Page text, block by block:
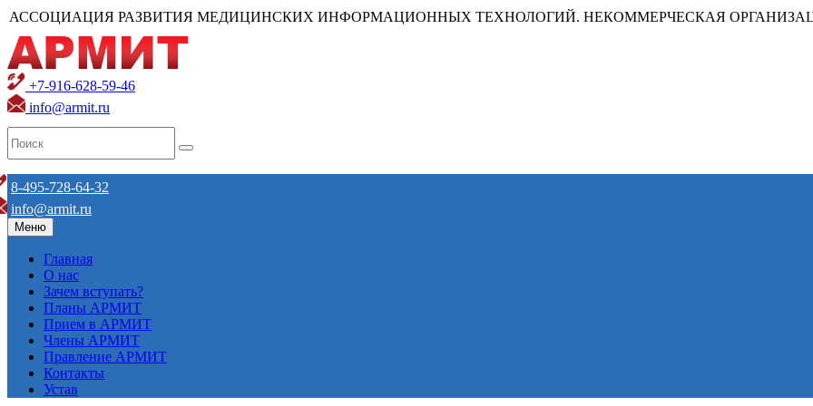
АССОЦИАЦИЯ РАЗВИТИЯ МЕДИЦИНСКИХ ИНФОРМАЦИОННЫХ ТЕХНОЛОГИЙ. НЕКОММЕРЧЕСКАЯ
+7-916-628-59-46
info@armit.ru
8-495-728-64-32
info@armit.ru
Меню
Главная
О нас
Зачем вступать?
Планы АРМИТ
Прием в АРМИТ
Члены АРМИТ
Правление АРМИТ
Контакты
Устав